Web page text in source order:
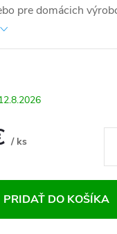
pre domácich
/ ks
PRIDAŤ DO KOŠÍKA